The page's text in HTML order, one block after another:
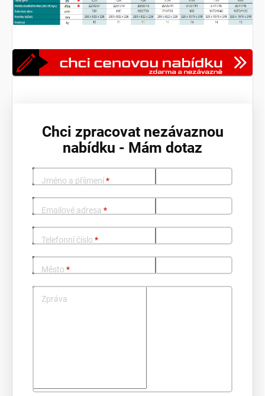
Chci zpracovat nezávaznou
nabídku - Mám dotaz
Jméno a příjmení*
Emailové adresa *
Telefonní číslo *
Město *
Zpráva